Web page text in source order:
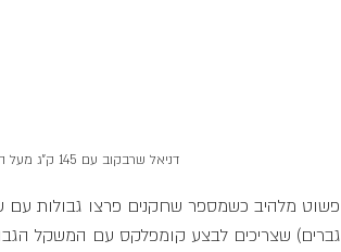
דניאל שרבקוב עם 145 ק"ג מעל הראש
שחקנים (2 נשים+2 גברים) שצריכים לבצע קומפלקס עם